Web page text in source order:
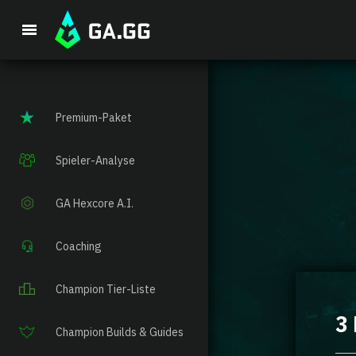
Premium-Paket
Spieler-Analyse
GA Hexcore A.I.
Coaching
Champion Tier-Liste
Champion Builds & Guides 3